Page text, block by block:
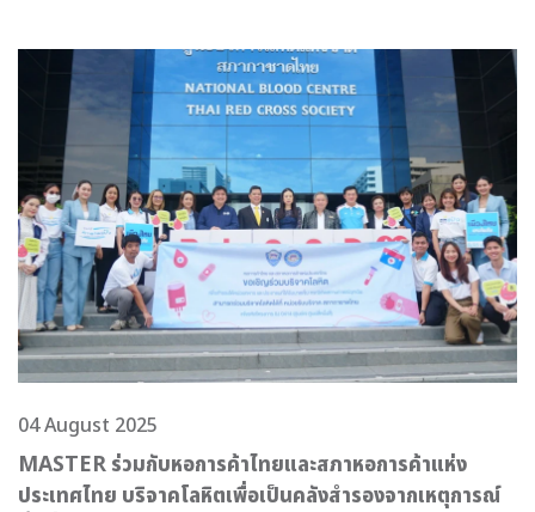
04 August 2025
MASTER ร่วมกับหอการค้าไทยและสภาหอการค้าแห่ง
ประเทศไทย บริจาคโลหิตเพื่อเป็นคลังสำรองจากเหตุการณ์